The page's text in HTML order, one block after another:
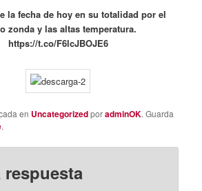
la fecha de hoy en su totalidad por el
zonda y las altas temperatura.
https://t.co/F6lcJBOJE6
en UncategorizedporadminOK. Guarda
.
respuesta